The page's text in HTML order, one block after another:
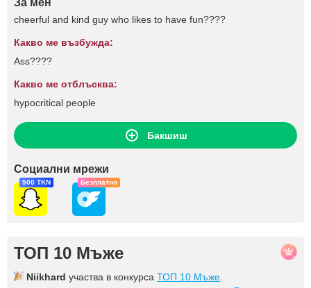
За мен
cheerful and kind guy who likes to have fun????
Какво ме възбужда:
Ass????
Какво ме отблъсква:
hypocritical people
Бакшиш
Социални мрежи
500 TKN Безплатно
ТОП 10 Мъже
Niikhard участва в конкурса ТОП 10 Мъже